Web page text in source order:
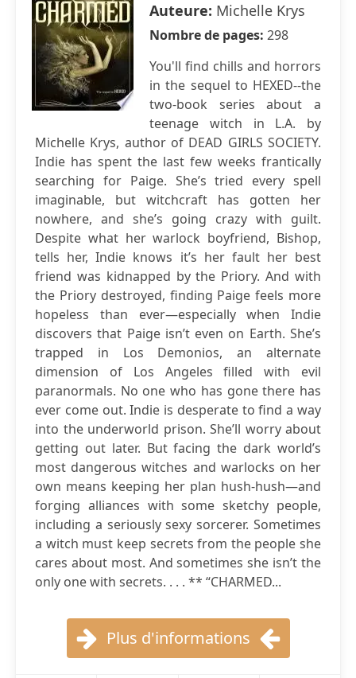
Auteure: Michelle Krys
Nombre de pages: 298
You'll find chills and horrors
in the sequel to HEXED--the
two-book series about a
teenage witch in L.A. by
Michelle Krys, author of DEAD GIRLS SOCIETY.
Indie has spent the last few weeks frantically
searching for Paige. She’s tried every spell
imaginable, but witchcraft has gotten her
nowhere, and she’s going crazy with guilt.
Despite what her warlock boyfriend, Bishop,
tells her, Indie knows it’s her fault her best
friend was kidnapped by the Priory. And with
the Priory destroyed, finding Paige feels more
hopeless than ever—especially when Indie
discovers that Paige isn’t even on Earth. She’s
trapped in Los Demonios, an alternate
dimension of Los Angeles filled with evil
paranormals. No one who has gone there has
ever come out. Indie is desperate to find a way
into the underworld prison. She’ll worry about
getting out later. But facing the dark world’s
most dangerous witches and warlocks on her
own means keeping her plan hush-hush—and
forging alliances with some sketchy people,
including a seriously sexy sorcerer. Sometimes
a witch must keep secrets from the people she
cares about most. And sometimes she isn’t the
only one with secrets. . . . ** “CHARMED...
Plus d'informations